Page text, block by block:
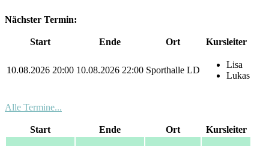
Nächster Termin:
Start Ende Ort Kursleiter
10.08.2026 20:00 10.08.2026 22:00 Sporthalle LD
Lisa
Lukas
Alle Termine...
Start Ende Ort Kursleiter